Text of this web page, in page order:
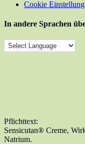
Cookie
In andere Sprachen
Pflichttext:
Sensicutan® Creme,
Natrium.